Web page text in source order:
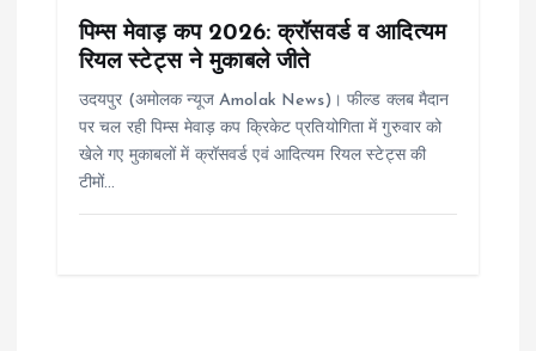
पिम्स मेवाड़ कप 2026: क्रॉसवर्ड व आदित्यम
रियल स्टेट्स ने मुकाबले जीते
उदयपुर (अमोलक न्यूज Amolak News)। फील्ड क्लब मैदान
पर चल रही पिम्स मेवाड़ कप क्रिकेट प्रतियोगिता में गुरुवार को
खेले गए मुकाबलों में क्रॉसवर्ड एवं आदित्यम रियल स्टेट्स की
टीमों…